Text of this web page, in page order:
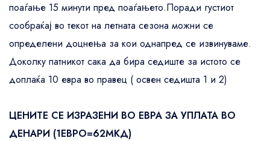
поаѓање 15 минути пред поаѓањето.Поради густиот
сообраќај во текот на летната сезона можни се
определени доцнења за кои однапред се извинуваме.
Доколку патникот сака да бира седиште за истото се
доплаќа 10 евра во правец ( освен седишта 1 и 2)
ЦЕНИТЕ СЕ ИЗРАЗЕНИ ВО ЕВРА ЗА УПЛАТА ВО
ДЕНАРИ (1ЕВРО=62МКД)